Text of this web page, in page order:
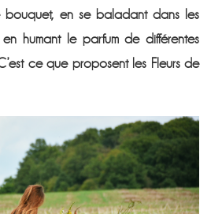
SOI-
MÊME,
DANS
LES
CHAMPS
bouquet, en se baladant dans les
humant le parfum de différentes
ce que proposent les Fleurs de